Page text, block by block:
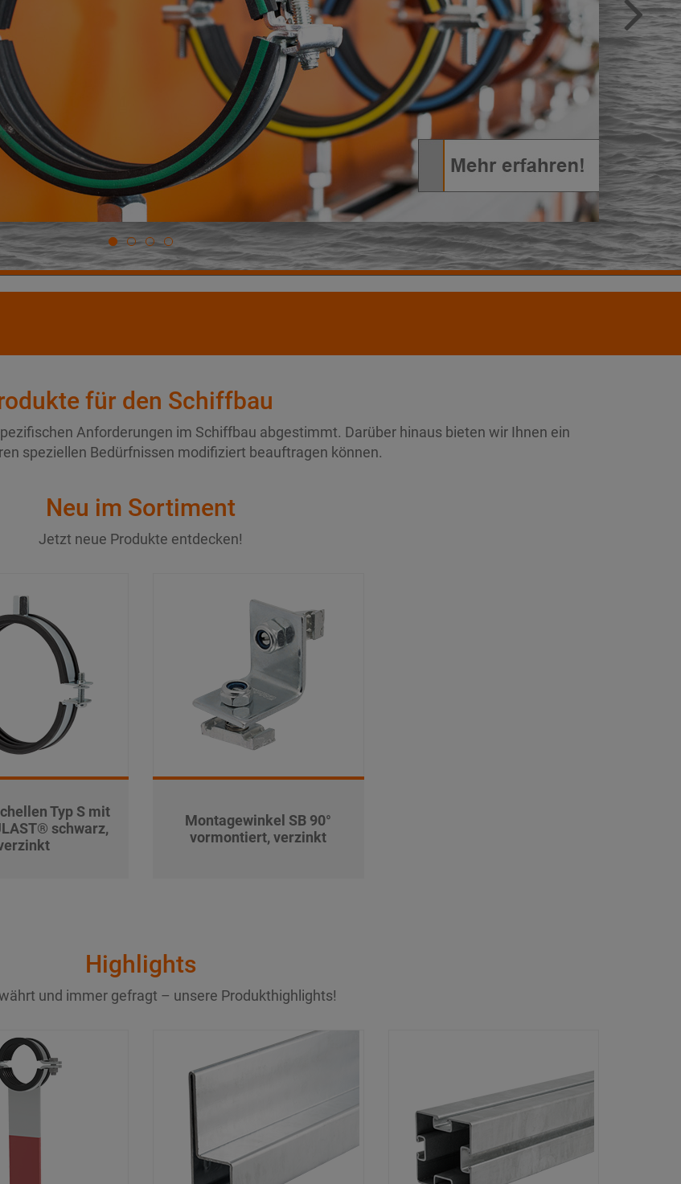
für den Schiffbau
Anforderungen im Schiffbau abgestimmt. Darüber hinaus bieten wir Ihnen ein
speziellen Bedürfnissen modifiziert beauftragen können.
Neu im Sortiment
Jetzt neue Produkte entdecken!
Typ S mit
schwarz,
Montagewinkel SB 90°
vormontiert, verzinkt
Highlights
und immer gefragt – unsere Produkthighlights!